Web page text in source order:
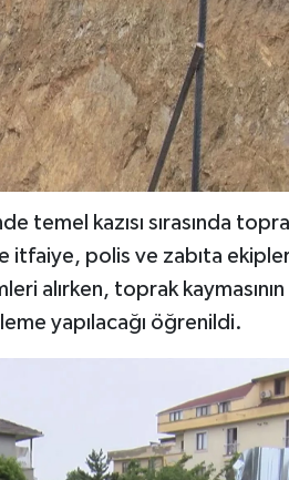
temel kazısı sırasında
itfaiye, polis ve zabıta
alırken, toprak kaymasının
yapılacağı öğrenildi.